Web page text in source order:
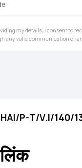
my details, I consent to
any valid communication
P-T/V.I/140/